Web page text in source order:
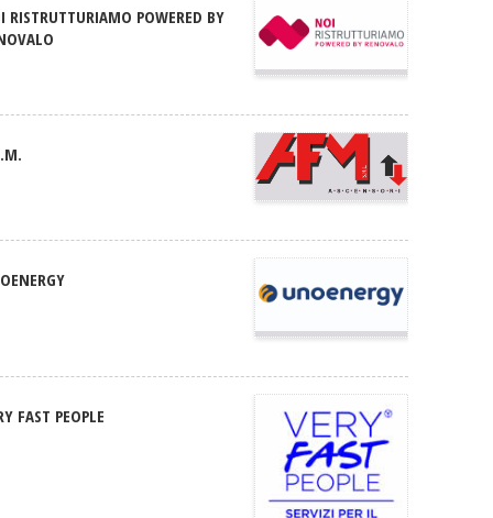
RISTRUTTURIAMO POWERED BY
FAST PEOPLE